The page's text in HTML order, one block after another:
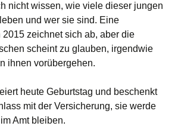
nicht wissen, wie viele dieser jungen
und wer sie sind. Eine
zeichnet sich ab, aber die
scheint zu glauben, irgendwie
ihnen vorübergehen.
heute Geburtstag und beschenkt
mit der Versicherung, sie werde
Amt bleiben.